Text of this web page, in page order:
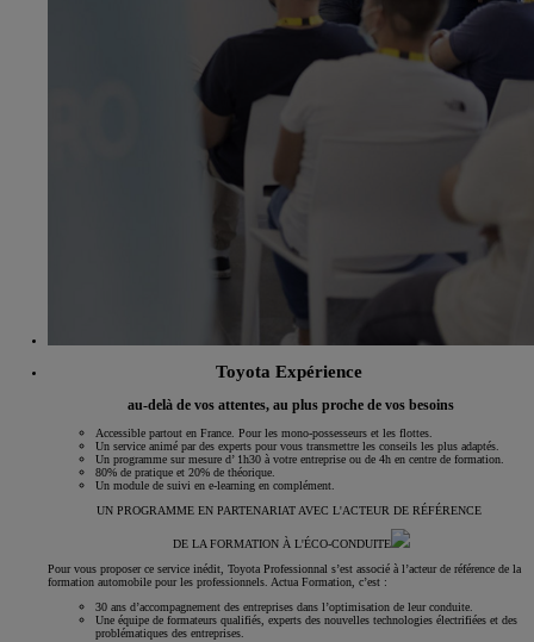
Toyota Expérience
au-delà de vos attentes, au plus proche de vos besoins
Accessible partout en France. Pour les mono-possesseurs et les flottes.
Un service animé par des experts pour vous transmettre les conseils les plus adaptés.
Un programme sur mesure d’ 1h30 à votre entreprise ou de 4h en centre de formation.
80% de pratique et 20% de théorique.
Un module de suivi en e-learning en complément.
UN PROGRAMME EN PARTENARIAT AVEC L'ACTEUR DE RÉFÉRENCE
DE LA FORMATION À L'ÉCO-CONDUITE
Pour vous proposer ce service inédit, Toyota Professionnal s’est associé à l’acteur de référence de la
formation automobile pour les professionnels. Actua Formation, c’est :
30 ans d’accompagnement des entreprises dans l’optimisation de leur conduite.
Une équipe de formateurs qualifiés, experts des nouvelles technologies électrifiées et des
problématiques des entreprises.